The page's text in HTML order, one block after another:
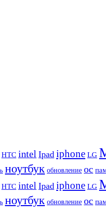
HTC intel Ipad iphone LG
ноутбук обновление ос
HTC intel Ipad iphone LG
ноутбук обновление ос